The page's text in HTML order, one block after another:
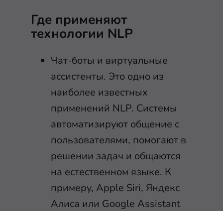
Где применяют
технологии NLP
Чат-боты и виртуальные
ассистенты. Это одно из
наиболее известных
применений NLP. Системы
автоматизируют общение с
пользователями, помогают в
решении задач и общаются
на естественном языке. К
примеру, Apple Siri, Яндекс
Алиса или Google Assistant